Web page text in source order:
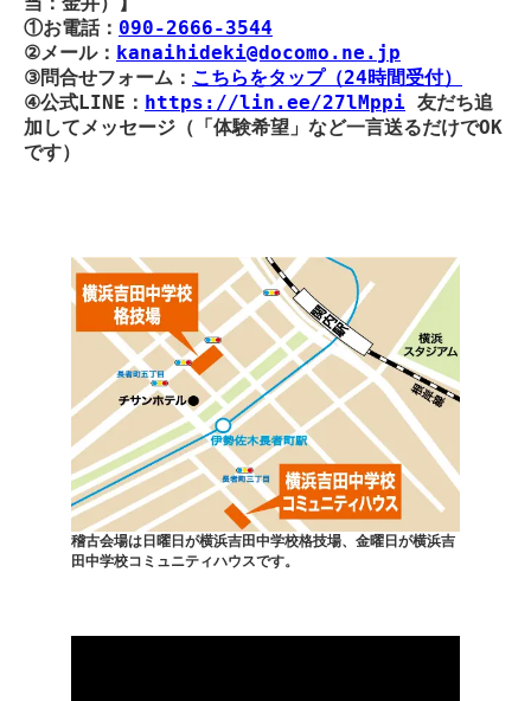
①お電話： 090-2666-3544
②メール： kanaihideki@docomo.ne.jp
③問合せフォーム： こちらをタップ（24時間受付）
④公式LINE： https://lin.ee/27lMppi 友だち追
加してメッセージ（「体験希望」など一言送るだけでOK
です）
稽古会場は日曜日が横浜吉田中学校格技場、金曜日が横浜吉
田中学校コミュニティハウスです。